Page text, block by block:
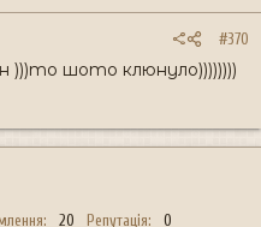
#370
)))то шото клюнуло))))))))
20 Репутація 0